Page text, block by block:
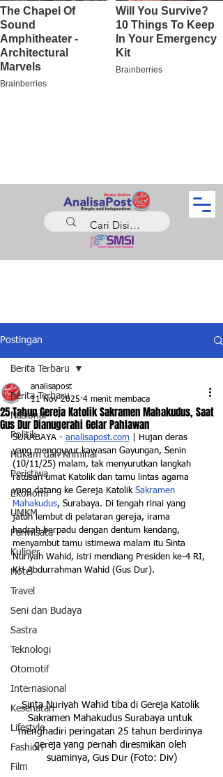
Postingan
Berita Terbaru
Nasional
Politik
Hukum dan Kriminal
Peristiwa
Ekonomi
UMKM
Pariwisata
Kuliner
Hotel
Travel
Seni dan Budaya
Sastra
Teknologi
Otomotif
Internasional
Kesehatan
Lifestyle
Fashion
Film
Berita Terbaru
25 Tahun Gereja Katolik Sakramen Mahakudus, Saat
Gus Dur Dianugerahi Gelar Pahlawan
analisapost
11 Nov 2025 4 menit membaca
SURABAYA - analisapost.com
Hujan deras
yang mengguyur kawasan Gayungan, Senin
(10/11/25) malam, tak menyurutkan langkah
ratusan umat Katolik dan tamu lintas agama
yang datang ke Gereja Katolik Sakramen
Mahakudus, Surabaya. Di tengah rinai yang
jatuh lembut di pelataran gereja, irama
hadrah berpadu dengan dentum kendang,
menyambut tamu istimewa malam itu Sinta
Nuriyah Wahid, istri mendiang Presiden ke-4 RI,
KH Abdurrahman Wahid (Gus Dur).
Sinta Nuriyah Wahid tiba di Gereja Katolik
Sakramen Mahakudus Surabaya untuk
menghadiri peringatan 25 tahun berdirinya
gereja yang pernah diresmikan oleh
suaminya, Gus Dur (Foto: Div)